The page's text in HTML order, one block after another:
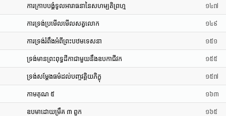
ការក្រាបបង្គំទូលអារាធនានៃសហម្បតិព្រហ្ម ១៤៧
ការទ្រង់ប្រមើលមើលសត្វលោក ១៤៩
ការទ្រង់រំពឹងអំពីព្រះបឋមទេសនា ១៥១
ទ្រង់មានព្រះពុទ្ធដីកាជាមួយនឹងឧបកាជីវក ១៥៥
ទ្រង់សម្តែងធម៌ដល់បញ្ចវគ្គិយភិក្ខុ ១៥៧
កាមគុណ ៥ ១៦៣
ឧបមាដោយម្រឹគ ៣ ពួក ១៦៥